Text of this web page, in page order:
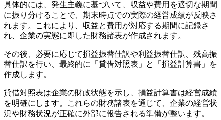
具体的には、発生主義に基づいて、収益や費用を適切な期間
に振り分けることで、期末時点での実際の経営成績が反映さ
れます。これにより、収益と費用が対応する期間に記録さ
れ、企業の実態に即した財務諸表が作成されます。
その後、必要に応じて損益振替仕訳や利益振替仕訳、残高振
替仕訳を行い、最終的に「貸借対照表」と「損益計算書」を
作成します。
貸借対照表は企業の財政状態を示し、損益計算書は経営成績
を明確にします。これらの財務諸表を通じて、企業の経営状
況や財務状況が正確に外部に報告される準備が整います。